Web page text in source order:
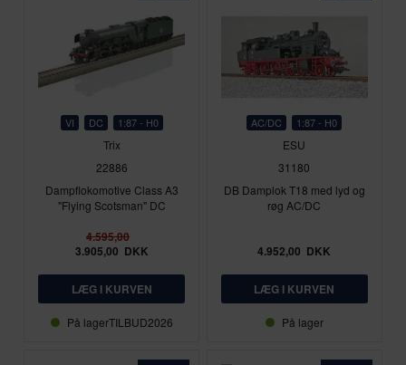
VI DC 1:87 - H0
Trix
22886
Dampflokomotive Class A3
"Flying Scotsman" DC
4.595,00
3.905,00 DKK
På lagerTILBUD2026
AC/DC 1:87 - H0
ESU
31180
DB Damplok T18 med lyd og
røg AC/DC
4.952,00 DKK
På lager